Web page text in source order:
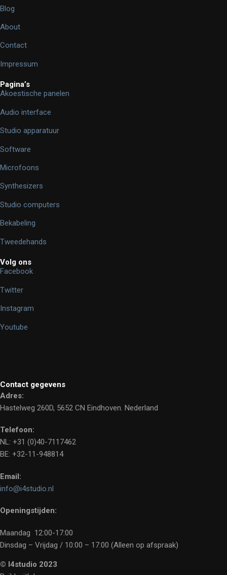
Blog
About
Contact
Impressum
Pagina’s
Akoestische panelen
Audio interface
Studio apparatuur
Software
Microfoons
Synthesizers
Studio computers
Bekabeling
Tweedehands
Volg ons
Facebook
Twitter
Instagram
Youtube
Contact gegevens
Adres:
Hastelweg 260D, 5652 CN Eindhoven. Nederland
Telefoon:
NL: +31 (0)40-7117462
BE: +32-11-948814
Email:
info@i4studio.nl
Openingstijden:
Maandag 12:00-17:00
Dinsdag – Vrijdag / 10:00 – 17:00 (Alleen op afspraak)
© I4studio 2023